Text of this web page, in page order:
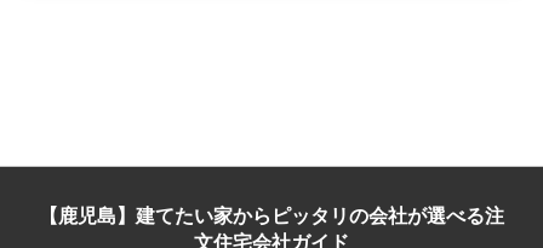
【鹿児島】建てたい家からピッタリの会社が選べる注
文住宅会社ガイド